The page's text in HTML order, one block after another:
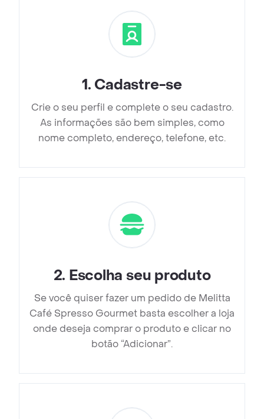
1. Cadastre-se
Crie o seu perfil e complete o seu cadastro.
As informações são bem simples, como
nome completo, endereço, telefone, etc.
2. Escolha seu produto
Se você quiser fazer um pedido de Melitta
Café Spresso Gourmet basta escolher a loja
onde deseja comprar o produto e clicar no
botão “Adicionar”.